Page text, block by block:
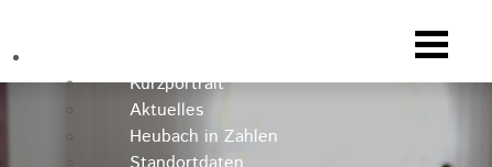
Kurzportrait
Aktuelles
Heubach in Zahlen